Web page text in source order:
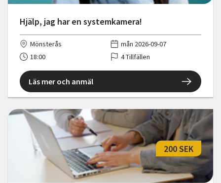
Hjälp, jag har en systemkamera!
Mönsterås
mån 2026-09-07
18:00
4 Tillfällen
Läs mer och anmäl
200 SEK